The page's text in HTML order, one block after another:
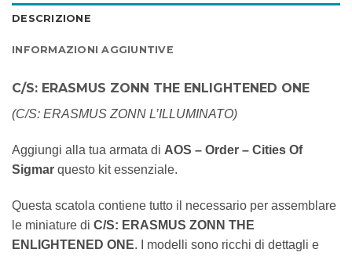
DESCRIZIONE
INFORMAZIONI AGGIUNTIVE
C/S: ERASMUS ZONN THE ENLIGHTENED ONE
(C/S: ERASMUS ZONN L’ILLUMINATO)
Aggiungi alla tua armata di AOS – Order – Cities Of
Sigmar questo kit essenziale.
Questa scatola contiene tutto il necessario per assemblare
le miniature di C/S: ERASMUS ZONN THE
ENLIGHTENED ONE. I modelli sono ricchi di dettagli e